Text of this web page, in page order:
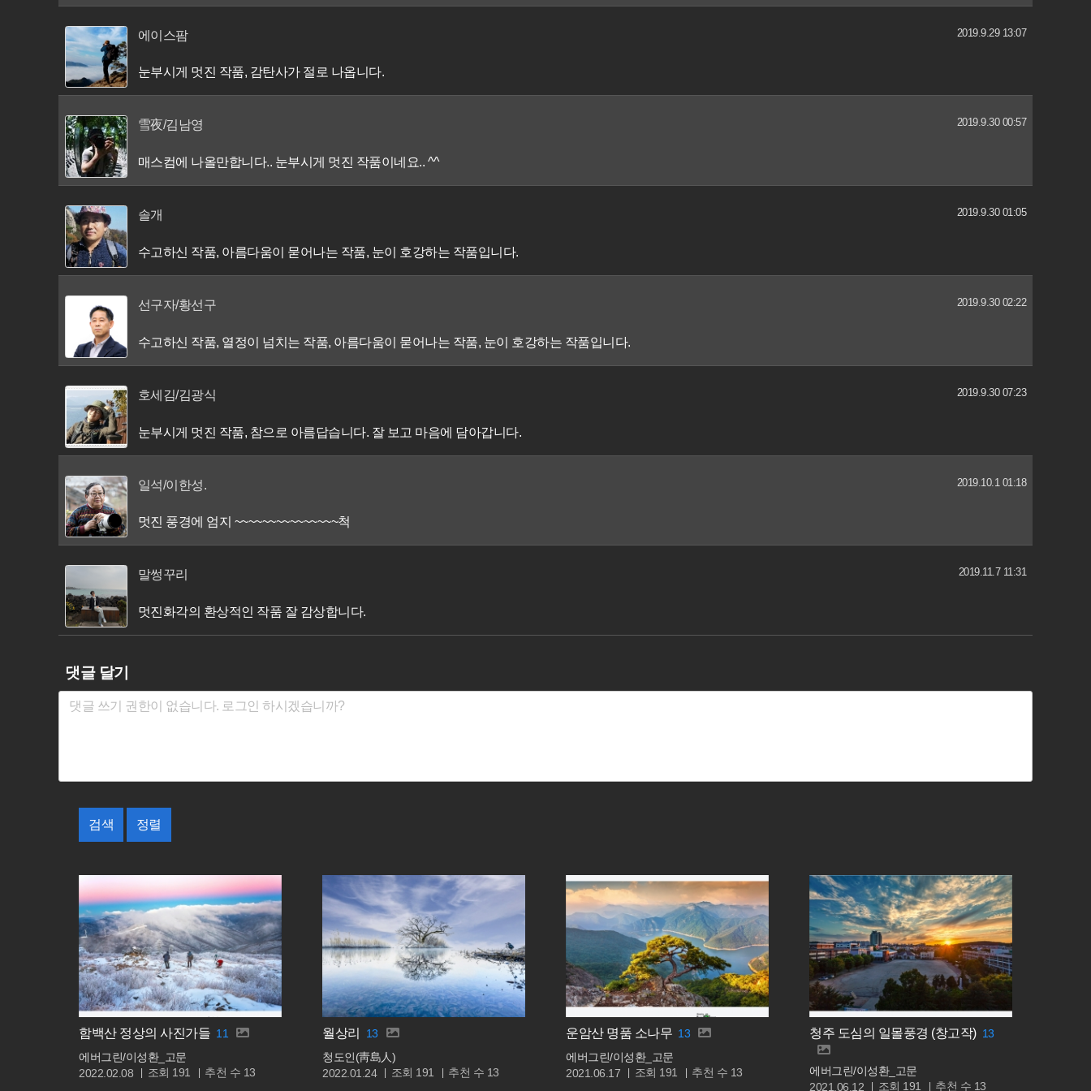
에이스팜 2019.9.29 13:07
눈부시게 멋진 작품, 감탄사가 절로 나옵니다.
雪夜/김남영 2019.9.30 00:57
매스컴에 나올만합니다.. 눈부시게 멋진 작품이네요.. ^^
솔개 2019.9.30 01:05
수고하신 작품, 아름다움이 묻어나는 작품, 눈이 호강하는 작품입니다.
선구자/황선구 2019.9.30 02:22
수고하신 작품, 열정이 넘치는 작품, 아름다움이 묻어나는 작품, 눈이 호강하는 작품입니다.
호세김/김광식 2019.9.30 07:23
눈부시게 멋진 작품, 참으로 아름답습니다. 잘 보고 마음에 담아갑니다.
일석/이한성. 2019.10.1 01:18
멋진 풍경에 엄지 ~~~~~~~~~~~~~~~척
말썽꾸리 2019.11.7 11:31
멋진화각의 환상적인 작품 잘 감상합니다.
댓글 달기
검색 정렬
함백산 정상의 사진가들 11
에버그린/이성환_고문
2022.02.08
조회 191 추천 수 13
월상리
13
청도인(靑島人)
2022.01.24
조회 191 추천 수 13
운암산 명품 소나무 13
에버그린/이성환_고문
2021.06.17
조회 191 추천 수 13
청주 도심의 일몰풍경 (창고작) 13
에버그린/이성환_고문
2021.06.12
조회 191 추천 수 13